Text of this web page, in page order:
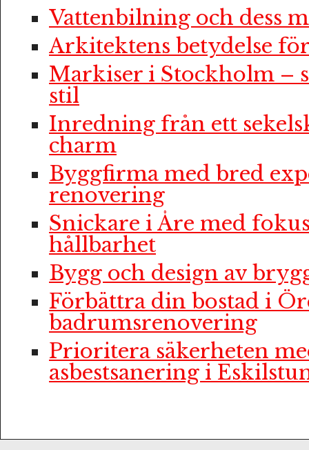
Vattenbilning och dess
Arkitektens betydelse
Markiser i Stockholm –
stil
Inredning från ett
charm
Byggfirma med bred
renovering
Snickare i Åre med
hållbarhet
Bygg och design av
Förbättra din bostad i
badrumsrenovering
Prioritera säkerheten
asbestsanering i